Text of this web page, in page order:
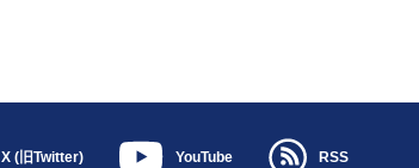
X (旧Twitter) YouTube RSS